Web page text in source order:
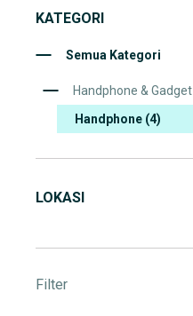
KATEGORI
Semua Kategori
Handphone & Gadget
Handphone (4)
LOKASI
Filter